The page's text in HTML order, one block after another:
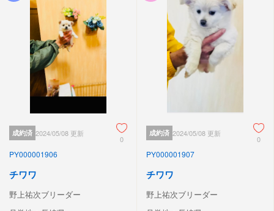
成約済 2024/05/08 更新
0
PY000001906
チワワ
野上祐次ブリーダー
成約済 2024/05/08 更新
0
PY000001907
チワワ
野上祐次ブリーダー